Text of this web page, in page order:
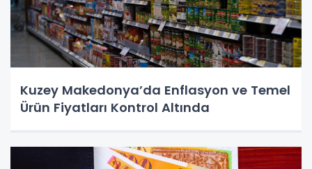
Kuzey Makedonya’da Enflasyon ve Temel
Ürün Fiyatları Kontrol Altında